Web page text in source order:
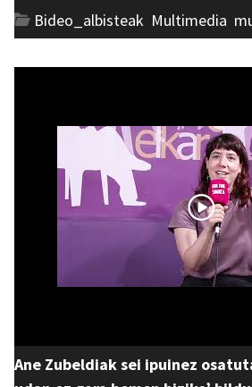
Bideo_albisteak Multimedia
Ane Zubeldiak sei ipuinez